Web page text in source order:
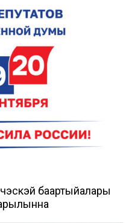
баартыйалары